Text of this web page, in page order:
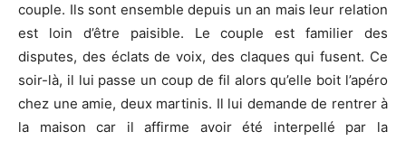
couple. Ils sont ensemble depuis un an mais leur relation
est loin d’être paisible. Le couple est familier des
disputes, des éclats de voix, des claques qui fusent. Ce
soir-là, il lui passe un coup de fil alors qu’elle boit l’apéro
chez une amie, deux martinis. Il lui demande de rentrer à
la maison car il affirme avoir été interpellé par la